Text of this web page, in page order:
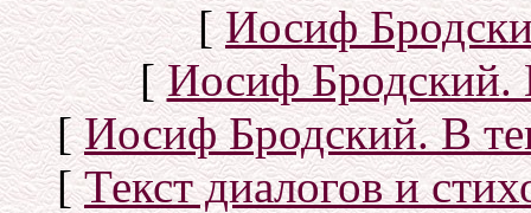
[Иосиф
[Иосиф Бродский.
[Иосиф Бродский. В
[Текст диалогов и